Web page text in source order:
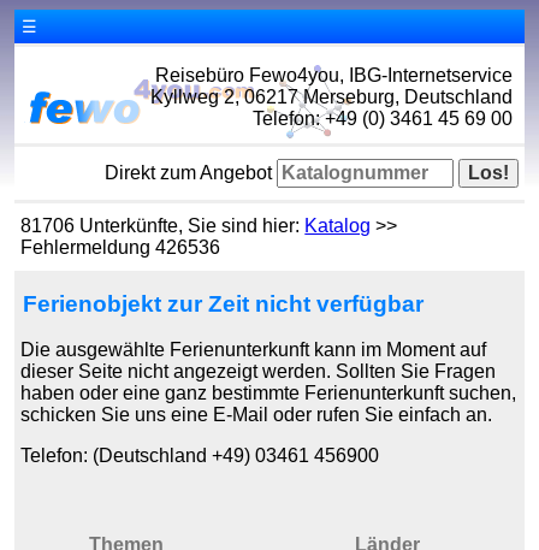
☰
Reisebüro Fewo4you, IBG-Internetservice
Kyllweg 2, 06217 Merseburg, Deutschland
Telefon: +49 (0) 3461 45 69 00
Direkt zum Angebot
81706 Unterkünfte, Sie sind hier: Katalog >>
Fehlermeldung 426536
Ferienobjekt zur Zeit nicht verfügbar
Die ausgewählte Ferienunterkunft kann im Moment auf
dieser Seite nicht angezeigt werden. Sollten Sie Fragen
haben oder eine ganz bestimmte Ferienunterkunft suchen,
schicken Sie uns eine E-Mail oder rufen Sie einfach an.
Telefon: (Deutschland +49) 03461 456900
Themen Länder